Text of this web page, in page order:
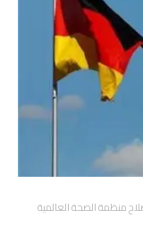
منظمة الصحة العالمية